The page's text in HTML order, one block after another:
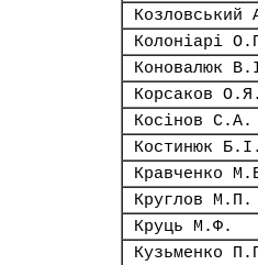
Козловський
Колоніарі
Коновалюк
Корсаков О.Я.
Косінов С.А.
Костинюк Б.І.
Кравченко
Круглов М.П.
Круць М.Ф.
Кузьменко